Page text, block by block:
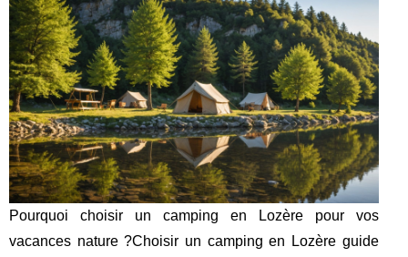
Pourquoi choisir un camping en Lozère pour vos
vacances nature ?Choisir un camping en Lozère guide